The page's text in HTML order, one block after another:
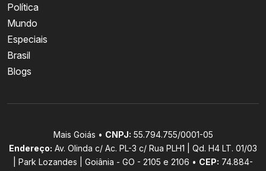
Política
Mundo
Especiais
Brasil
Blogs
Mais Goiás • CNPJ: 55.794.755/0001-05
Endereço: Av. Olinda c/ Ac. PL-3 c/ Rua PLH1 | Qd. H4 LT. 01/03
| Park Lozandes | Goiânia - GO - 2105 e 2106 • CEP: 74.884-